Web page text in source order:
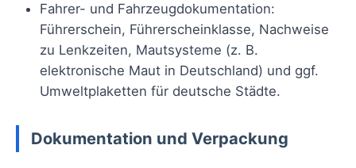
Fahrer- und Fahrzeugdokumentation:
Führerschein, Führerscheinklasse, Nachweise
zu Lenkzeiten, Mautsysteme (z. B.
elektronische Maut in Deutschland) und ggf.
Umweltplaketten für deutsche Städte.
Dokumentation und Verpackung